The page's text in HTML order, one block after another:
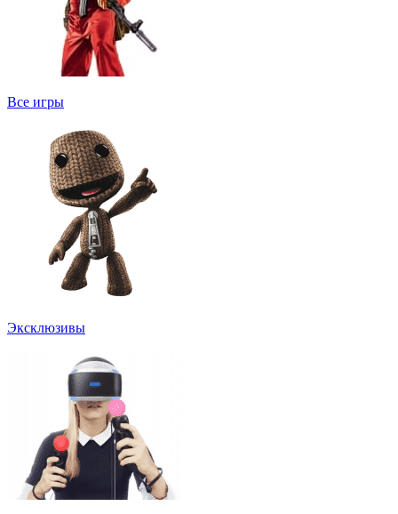
Все игры
Эксклюзивы